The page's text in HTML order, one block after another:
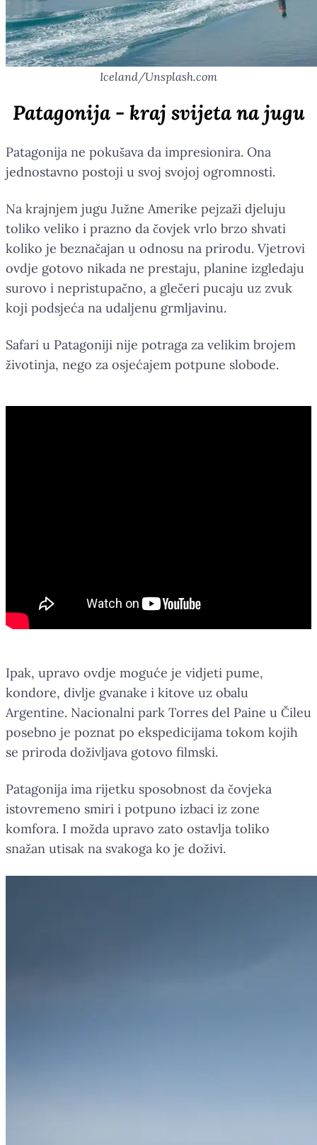
Iceland/Unsplash.com
Patagonija - kraj svijeta na jugu
Patagonija ne pokušava da impresionira. Ona
jednostavno postoji u svoj svojoj ogromnosti.
Na krajnjem jugu Južne Amerike pejzaži djeluju
toliko veliko i prazno da čovjek vrlo brzo shvati
koliko je beznačajan u odnosu na prirodu. Vjetrovi
ovdje gotovo nikada ne prestaju, planine izgledaju
surovo i nepristupačno, a glečeri pucaju uz zvuk
koji podsjeća na udaljenu grmljavinu.
Safari u Patagoniji nije potraga za velikim brojem
životinja, nego za osjećajem potpune slobode.
Ipak, upravo ovdje moguće je vidjeti pume,
kondore, divlje gvanake i kitove uz obalu
Argentine. Nacionalni park Torres del Paine u Čileu
posebno je poznat po ekspedicijama tokom kojih
se priroda doživljava gotovo filmski.
Patagonija ima rijetku sposobnost da čovjeka
istovremeno smiri i potpuno izbaci iz zone
komfora. I možda upravo zato ostavlja toliko
snažan utisak na svakoga ko je doživi.